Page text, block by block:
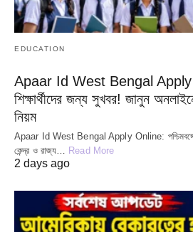
EDUCATION
Apaar Id West Bengal
শিক্ষার্থীদের জন্য সুখবর! জানুন
নিয়ম
Apaar Id West Bengal Apply Online: পশ্চিমবঙ্গের
কেন্দ্র ও রাজ্য… Read More
2 days ago